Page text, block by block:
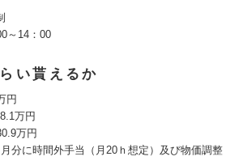
～14：00
い貰えるか
円
万円
万円
分に時間外手当（月20ｈ想定）及び物価調整